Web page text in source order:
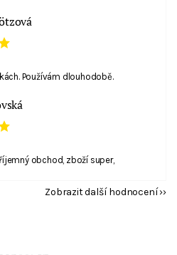
Používám dlouhodobě.
obchod, zboží super,
Zobrazit další hodnocení